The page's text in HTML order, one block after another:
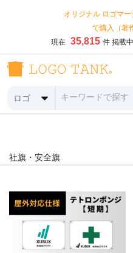
オリジナル ロゴマー
で購入（著
現在 35,815 件 掲載中
ロゴ
社旗・安全旗